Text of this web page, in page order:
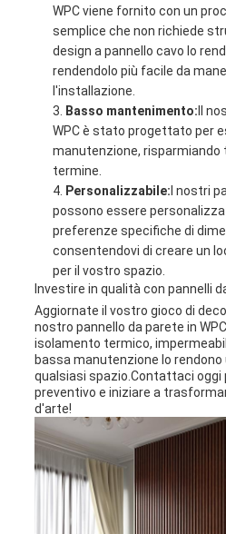
WPC viene fornito con un
semplice che non richiede
design a pannello cavo lo
rendendolo più facile da
l'installazione.
Basso mantenimento: Il
WPC è stato progettato per
manutenzione, risparmiando
termine.
Personalizzabile: I nostri
possono essere
preferenze specifiche di
consentendovi di creare un
per il vostro spazio.
Investire in qualità con pannelli
Aggiornate il vostro gioco di
nostro pannello da parete in
isolamento termico,
bassa manutenzione lo
qualsiasi spazio.Contattaci oggi
preventivo e iniziare a
d'arte!